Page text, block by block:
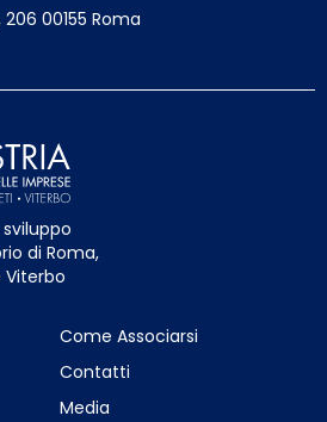
00155 Roma
di Roma,
Viterbo
Come Associarsi
Contatti
Media